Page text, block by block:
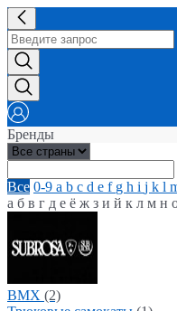
Бренды
Все 0-9 a b c d e f g h i j k l
а б в г д е ё ж з и й к л м н
BMX (2)